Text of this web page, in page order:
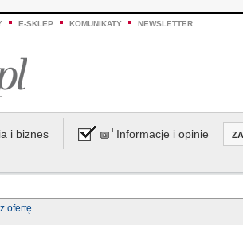
E-SKLEP KOMUNIKATY NEWSLETTER
i biznes Informacje i opinie
ofertę